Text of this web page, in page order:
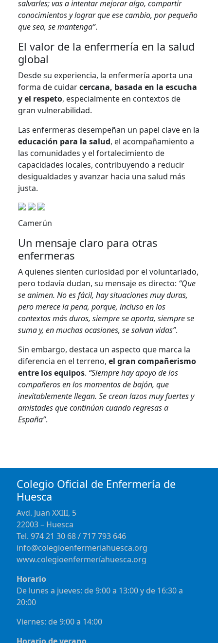
salvarles; vas a intentar mejorar algo, compartir
conocimientos y lograr que ese cambio, por pequeño
que sea, se mantenga”.
El valor de la enfermería en la salud
global
Desde su experiencia, la enfermería aporta una
forma de cuidarcercana, basada en la escucha
y el respeto, especialmente en contextos de
gran vulnerabilidad.
Las enfermeras desempeñan un papel clave en la
educación para la salud, el acompañamiento a
las comunidades y el fortalecimiento de
capacidades locales, contribuyendo a reducir
desigualdades y avanzar hacia una salud más
justa.
Camerún
Un mensaje claro para otras
enfermeras
A quienes sienten curiosidad por el voluntariado,
pero todavía dudan, su mensaje es directo: “Que
se animen. No es fácil, hay situaciones muy duras,
pero merece la pena, porque, incluso en los
contextos más duros, siempre se aporta, siempre se
suma y, en muchas ocasiones, se salvan vidas”.
Sin embargo, destaca un aspecto que marca la
diferencia en el terreno,el gran compañerismo
entre los equipos. “Siempre hay apoyo de los
compañeros en los momentos de bajón, que
inevitablemente llegan. Se crean lazos muy fuertes y
amistades que continúan cuando regresas a
España”.
Colegio Oficial de Enfermería de
Huesca
Avd. Juan XXIII, 5
22003 – Huesca
Tel. 974 21 30 68 / 717 793 646
info@colegioenfermeriahuesca.org
www.colegioenfermeríahuesca.org
Horario
De lunes a jueves: de 9:00 a 13:00 y de 16:30 a
20:00
Viernes: de 9:00 a 14:00